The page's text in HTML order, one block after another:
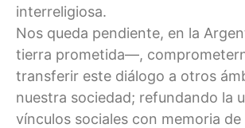
interreligiosa.
Nos queda pendiente, en la
tierra prometida—,
transferir este diálogo a otros
nuestra sociedad; refundando la
vínculos sociales con memoria